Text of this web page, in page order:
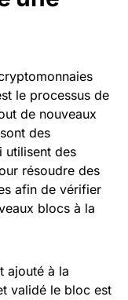
le processus de
de nouveaux
des
utilisent des
résoudre des
afin de vérifier
blocs à la
ajouté à la
validé le bloc est